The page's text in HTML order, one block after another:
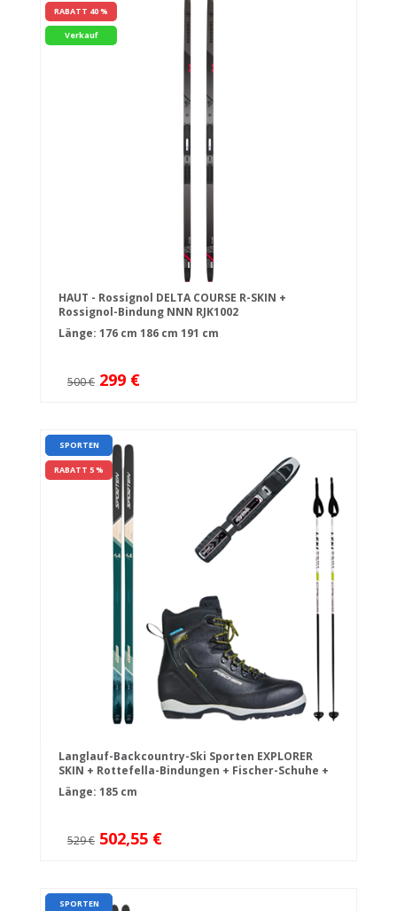
RABATT 40 %
Verkauf
HAUT - Rossignol DELTA COURSE R-SKIN +
Rossignol-Bindung NNN RJK1002
Länge: 176 cm 186 cm 191 cm
500 € 299 €
SPORTEN
RABATT 5 %
Langlauf-Backcountry-Ski Sporten EXPLORER
SKIN + Rottefella-Bindungen + Fischer-Schuhe +
Stöcke
Länge: 185 cm
529 € 502,55 €
SPORTEN